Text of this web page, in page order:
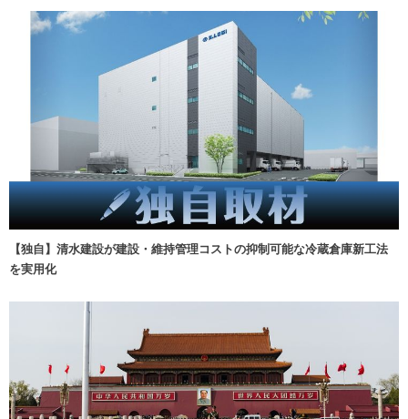
【独自】清水建設が建設・維持管理コストの抑制可能な冷蔵倉庫新工法
を実用化